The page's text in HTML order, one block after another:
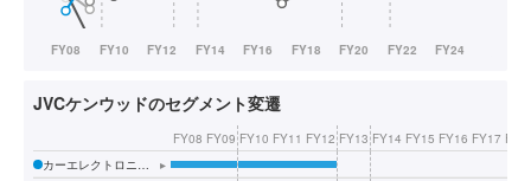
JVCケンウッドのセグメント変遷
FY08 FY09 FY10 FY11 FY12 FY13 FY14 FY15 FY16 FY17
▸